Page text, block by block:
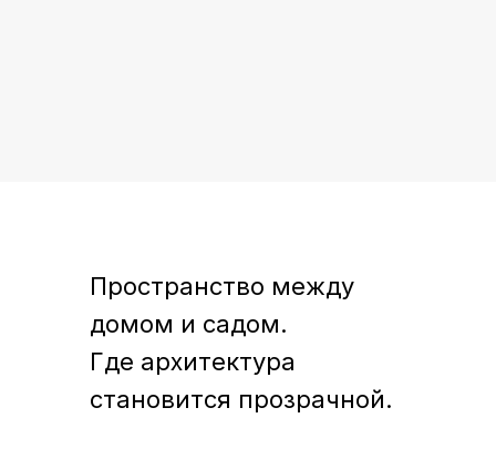
Пространство между
домом и садом.
Где архитектура
становится прозрачной.